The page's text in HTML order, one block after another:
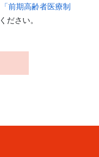
「前期高齢者医療制
ださい。